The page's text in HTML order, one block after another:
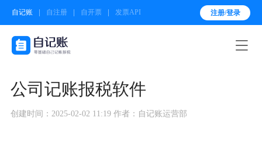
自记账 自注册 自开票 发票API 注册/登录

公司记账报税软件
创建时间：2025-02-02 11:19 作者：自记账运营部